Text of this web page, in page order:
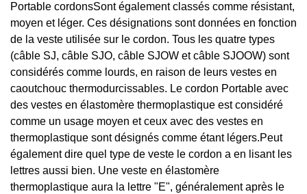
Portable cordonsSont également classés comme résistant,
moyen et léger. Ces désignations sont données en fonction
de la veste utilisée sur le cordon. Tous les quatre types
(câble SJ, câble SJO, câble SJOW et câble SJOOW) sont
considérés comme lourds, en raison de leurs vestes en
caoutchouc thermodurcissables. Le cordon Portable avec
des vestes en élastomère thermoplastique est considéré
comme un usage moyen et ceux avec des vestes en
thermoplastique sont désignés comme étant légers.Peut
également dire quel type de veste le cordon a en lisant les
lettres aussi bien. Une veste en élastomère
thermoplastique aura la lettre "E", généralement après le